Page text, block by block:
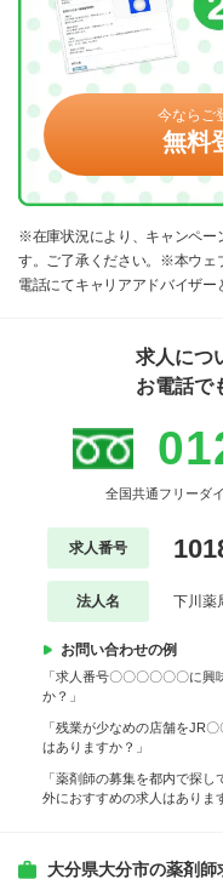
今ならご
無料
※在庫状況により、キャンペー
す。ご了承ください。※本ウェ
電話にてキャリアアドバイザー
求人につ
お電話で
全国共通フリーダ
求人番号
法人名 下川薬
お問い合わせの例
「求人番号〇〇〇〇〇〇に
か？」
「残業が少なめの店舗をJR
はありますか？」
「薬剤師の募集を都内で探
外におすすめの求人はありま
大分県大分市の薬剤